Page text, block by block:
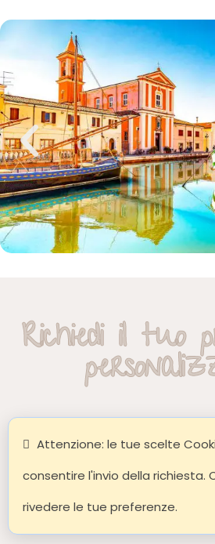
Richiedi il tuo
Attenzione: le tue scelte
consentire l'invio della richiesta.
rivedere le tue preferenze.